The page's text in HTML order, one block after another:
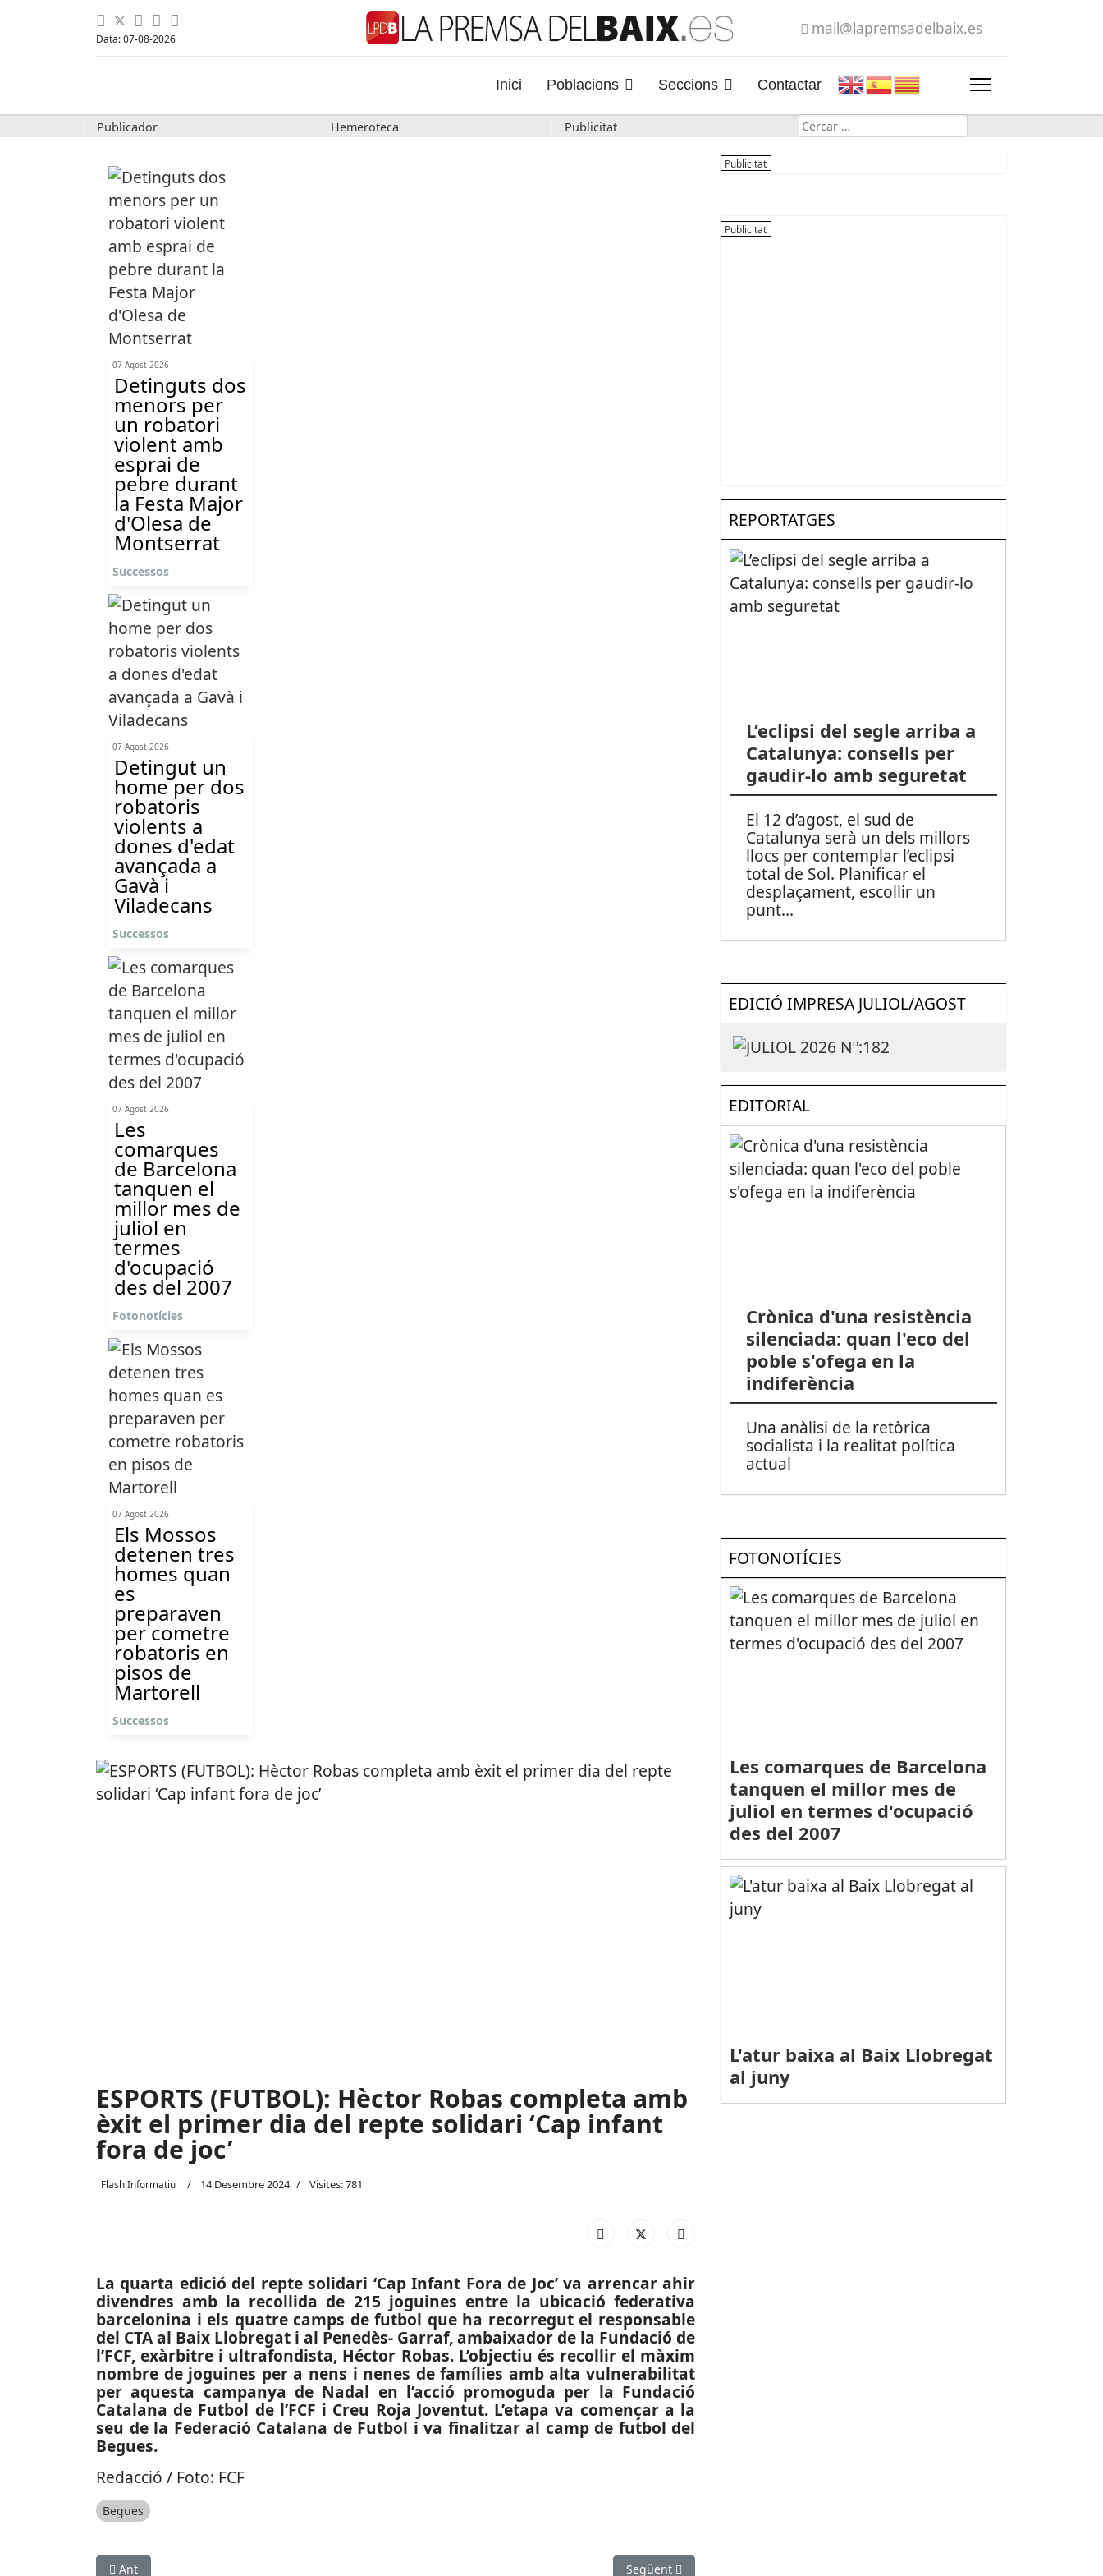
Data: 07-08-2026
mail@lapremsadelbaix.es
Inici Poblacions Seccions Contactar
Publicador Hemeroteca Publicitat Cerca
07 Agost 2026
Detinguts dos
menors per
un robatori
violent amb
esprai de
pebre durant
la Festa Major
d'Olesa de
Montserrat
Successos
07 Agost 2026
Detingut un
home per dos
robatoris
violents a
dones d'edat
avançada a
Gavà i
Viladecans
Successos
07 Agost 2026
Les
comarques
de Barcelona
tanquen el
millor mes de
juliol en
termes
d'ocupació
des del 2007
Fotonotícies
07 Agost 2026
Els Mossos
detenen tres
homes quan
es
preparaven
per cometre
robatoris en
pisos de
Martorell
Successos
ESPORTS (FUTBOL): Hèctor Robas completa amb
èxit el primer dia del repte solidari ‘Cap infant
fora de joc’
Flash Informatiu 14 Desembre 2024 Visites: 781
La quarta edició del repte solidari ‘Cap Infant Fora de Joc’ va arrencar ahir
divendres amb la recollida de 215 joguines entre la ubicació federativa
barcelonina i els quatre camps de futbol que ha recorregut el responsable
del CTA al Baix Llobregat i al Penedès- Garraf, ambaixador de la Fundació de
l’FCF, exàrbitre i ultrafondista, Héctor Robas. L’objectiu és recollir el màxim
nombre de joguines per a nens i nenes de famílies amb alta vulnerabilitat
per aquesta campanya de Nadal en l’acció promoguda per la Fundació
Catalana de Futbol de l’FCF i Creu Roja Joventut. L’etapa va començar a la
seu de la Federació Catalana de Futbol i va finalitzar al camp de futbol del
Begues.
Redacció / Foto: FCF
Begues
Article anterior: ESPORTS (WATERPOLO, DIVISIÓ D’HONOR): El CN Sant Feliu suma la quarta victòria de la temporada a Madrid
Ant Article següent: ESPORTS (RUGBI): La Santboiana C comença la Lliga a Divisió
Següent
REPORTATGES
L’eclipsi del segle arriba a
Catalunya: consells per
gaudir-lo amb seguretat
El 12 d’agost, el sud de
Catalunya serà un dels millors
llocs per contemplar l’eclipsi
total de Sol. Planificar el
desplaçament, escollir un
punt...
EDICIÓ IMPRESA JULIOL/AGOST
EDITORIAL
Crònica d'una resistència
silenciada: quan l'eco del
poble s'ofega en la
indiferència
Una anàlisi de la retòrica
socialista i la realitat política
actual
FOTONOTÍCIES
Les comarques de Barcelona
tanquen el millor mes de
juliol en termes d'ocupació
des del 2007
L'atur baixa al Baix Llobregat
al juny